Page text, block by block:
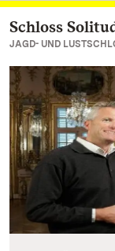
Zum
Schloss
JAGD- UND